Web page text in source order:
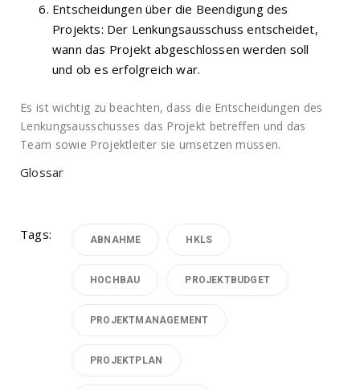
Entscheidungen über die Beendigung des
Projekts: Der Lenkungsausschuss entscheidet,
wann das Projekt abgeschlossen werden soll
und ob es erfolgreich war.
Es ist wichtig zu beachten, dass die Entscheidungen des
Lenkungsausschusses das Projekt betreffen und das
Team sowie Projektleiter sie umsetzen müssen.
Glossar
Tags: ABNAHME HKLS
HOCHBAU PROJEKTBUDGET
PROJEKTMANAGEMENT
PROJEKTPLAN